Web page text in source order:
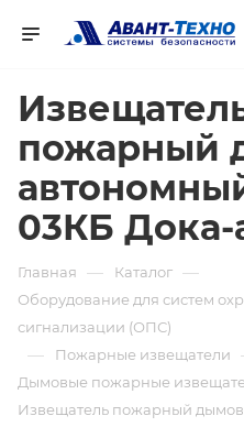
пожарный
03КБ Дока-
Главная — Каталог —
Оборудование для систем
сигнализации (ОПС)
— Пожарные извещатели
Дымовые пожарные
Извещатель пожарный